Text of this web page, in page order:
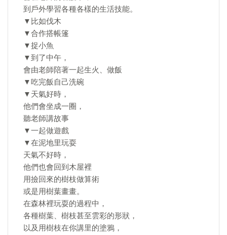
到戶外學習各種各樣的生活技能。
▼比如伐木
▼合作搭帳篷
▼捉小魚
▼到了中午，
會由老師陪著一起生火、做飯
▼吃完飯自己洗碗
▼天氣好時，
他們會坐成一圈，
聽老師講故事
▼一起做遊戲
▼在泥地里玩耍
天氣不好時，
他們也會回到木屋裡
用撿回來的樹枝做算術
或是用樹葉畫畫。
在森林裡玩耍的過程中，
各種樹葉、樹枝甚至雲彩的形狀，
以及用樹枝在你講里的塗鴉，